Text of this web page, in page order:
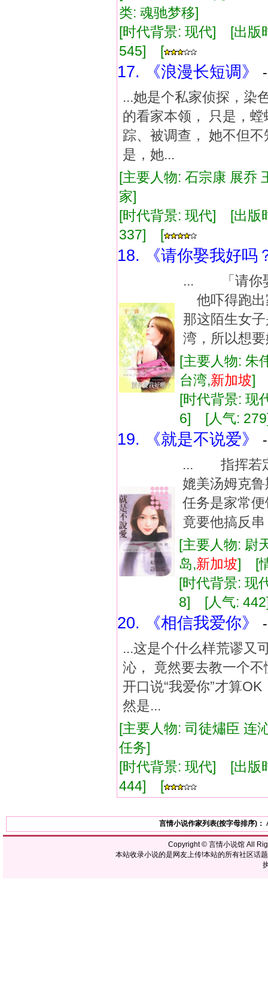
类: 魂驰梦移]
[时代背景: 现代] [出
545] [
17. 《浪漫长短调》
...她是个私家侦探，染
的看家本领， 只是，
踪、被调查， 她不但
是，她...
[主要人物: 石宗康 展
家]
[时代背景: 现代] [出
337] [
18. 《请你娶我好吗
... 「请你
他吓得跑
那这陌生女
湾，所以想
[主要人物: 朱
台湾,新加坡] [
[时代背景:
6] [人气:
19. 《就是不说爱》
... 指挥若
媲美汤姆克
任务是家常
竟要他搞反
[主要人物: 尉
岛,新加坡] [
[时代背景:
8] [人气:
20. 《相信我爱你》
...这是个什么样荒谬又
沁， 竟然要去教一个
开口说“我爱你”才算
然是...
[主要人物: 司徒熽臣
任务]
[时代背景: 现代] [出
444] [
言情小说作家列表(按字母排序)：
Copyright © 言情小说馆All
本站收录小说的是网友上传!本站的所有社区话